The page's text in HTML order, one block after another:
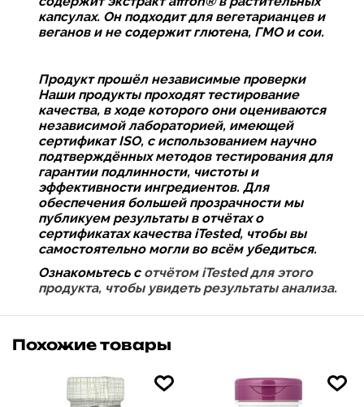
капсулах. Он подходит для вегетарианцев и
веганов и не содержит глютена, ГМО и сои.
Продукт прошёл независимые проверки
Наши продукты проходят тестирование
качества, в ходе которого они оцениваются
независимой лабораторией, имеющей
сертификат ISO, с использованием научно
подтверждённых методов тестирования для
гарантии подлинности, чистоты и
эффективности ингредиентов. Для
обеспечения большей прозрачности мы
публикуем результаты в отчётах о
сертификатах качества iTested, чтобы вы
самостоятельно могли во всём убедиться.
Ознакомьтесь с отчётом iTested для этого
продукта, чтобы увидеть результаты анализа.
Похожие товары